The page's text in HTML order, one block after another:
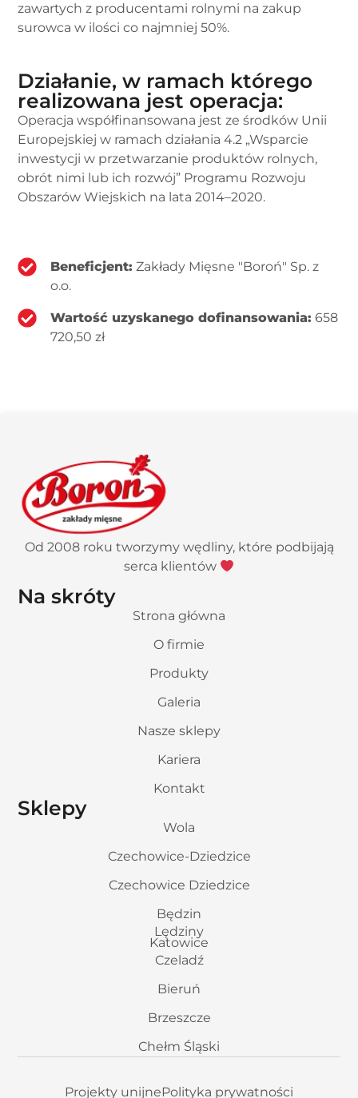
zawartych z producentami rolnymi na zakup
surowca w ilości co najmniej 50%.
Działanie, w ramach którego
realizowana jest operacja:
Operacja współfinansowana jest ze środków Unii
Europejskiej w ramach działania 4.2 „Wsparcie
inwestycji w przetwarzanie produktów rolnych,
obrót nimi lub ich rozwój” Programu Rozwoju
Obszarów Wiejskich na lata 2014–2020.
Beneficjent: Zakłady Mięsne "Boroń" Sp. z
o.o.
Wartość uzyskanego dofinansowania: 658
720,50 zł
Od 2008 roku tworzymy wędliny, które podbijają
serca klientów
Na skróty
Strona główna
O firmie
Produkty
Galeria
Nasze sklepy
Kariera
Kontakt
Sklepy
Wola
Czechowice-Dziedzice
Czechowice Dziedzice
Będzin
Katowice
Lędziny
Czeladź
Bieruń
Brzeszcze
Chełm Śląski
Projekty unijnePolityka prywatności